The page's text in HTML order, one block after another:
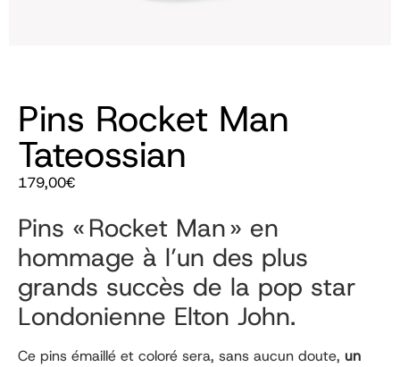
Pins Rocket Man
Tateossian
179,00€
Pins « Rocket Man » en
hommage à l’un des plus
grands succès de la pop star
Londonienne Elton John.
Ce pins émaillé et coloré sera, sans aucun doute, un